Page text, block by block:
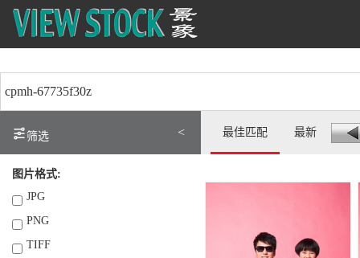
筛选 <
图片格式:
JPG
PNG
TIFF
最佳匹配 最新